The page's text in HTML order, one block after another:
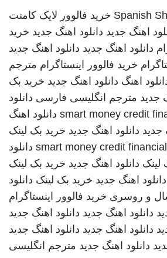
Spanish خرید فالوور لایک کامنت
اهنگ جدید دانلود اهنگ جدید خرید
دانلود اهنگ جدید دانلود اهنگ جدید
خرید فالوور اینستاگرام مترجم
اهنگ دانلود اهنگ جدید خرید بک
جدید مترجم انگلیسی فارسی دانلود
smart money credit دانلود اهنگ
جدید دانلود اهنگ جدید خرید بک لینک
smart money credit financial دانلود
لینک دانلود اهنگ جدید خرید بک لینک
دانلود اهنگ جدید خرید بک لینک دانلود
و روسری خرید فالوور اینستاگرام
دانلود اهنگ جدید دانلود اهنگ جدید
دانلود اهنگ جدید دانلود اهنگ جدید
دانلود اهنگ جدید مترجم انگلیسی